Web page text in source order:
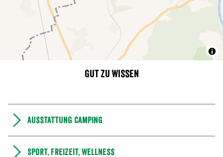
Gut zu wissen
Ausstattung Camping
Sport, Freizeit, Wellness